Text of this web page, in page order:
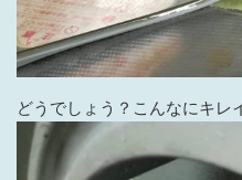
どうでしょう？こんなにキレ